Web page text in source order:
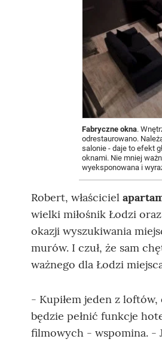
Fabryczne okna.
odrestaurowano.
salonie - daje to efekt
oknami. Nie mniej
wyeksponowana i
Robert, właściciel
wielki miłośnik Łodzi
okazji wyszukiwania
murów. I czuł, że sam
ważnego dla Łodzi
- Kupiłem jeden z
będzie pełnić funkcje
filmowych - wspomina. -